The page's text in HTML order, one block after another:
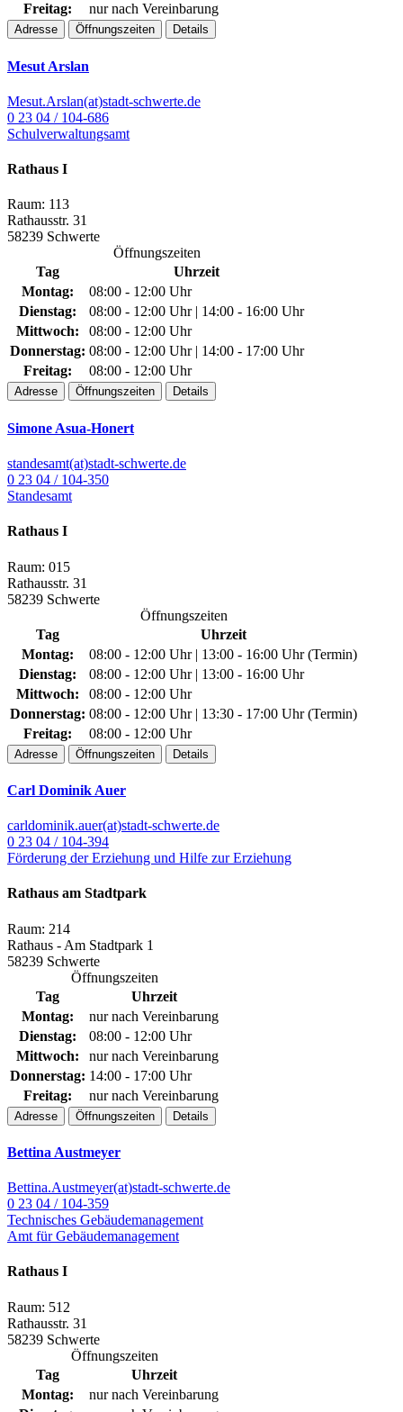
Freitag:
nur nach Vereinbarung
Adresse Öffnungszeiten Details
Mesut Arslan
Mesut.Arslan(at)stadt-schwerte.de
0 23 04 / 104-686
Schulverwaltungsamt
Rathaus I
Raum: 113
Rathausstr. 31
58239 Schwerte
Öffnungszeiten
Tag
Uhrzeit
Montag:
08:00 - 12:00 Uhr
Dienstag:
08:00 - 12:00 Uhr | 14:00 - 16:00 Uhr
Mittwoch:
08:00 - 12:00 Uhr
Donnerstag: 08:00 - 12:00 Uhr | 14:00 - 17:00 Uhr
Freitag:
08:00 - 12:00 Uhr
Adresse Öffnungszeiten Details
Simone Asua-Honert
standesamt(at)stadt-schwerte.de
0 23 04 / 104-350
Standesamt
Rathaus I
Raum: 015
Rathausstr. 31
58239 Schwerte
Öffnungszeiten
Tag
Uhrzeit
Montag:
08:00 - 12:00 Uhr | 13:00 - 16:00 Uhr (Termin)
Dienstag:
08:00 - 12:00 Uhr | 13:00 - 16:00 Uhr
Mittwoch:
08:00 - 12:00 Uhr
Donnerstag: 08:00 - 12:00 Uhr | 13:30 - 17:00 Uhr (Termin)
Freitag:
08:00 - 12:00 Uhr
Adresse Öffnungszeiten Details
Carl Dominik Auer
carldominik.auer(at)stadt-schwerte.de
0 23 04 / 104-394
Förderung der Erziehung und Hilfe zur Erziehung
Rathaus am Stadtpark
Raum: 214
Rathaus - Am Stadtpark 1
58239 Schwerte
Öffnungszeiten
Tag
Uhrzeit
Montag:
nur nach Vereinbarung
Dienstag:
08:00 - 12:00 Uhr
Mittwoch:
nur nach Vereinbarung
Donnerstag: 14:00 - 17:00 Uhr
Freitag:
nur nach Vereinbarung
Adresse Öffnungszeiten Details
Bettina Austmeyer
Bettina.Austmeyer(at)stadt-schwerte.de
0 23 04 / 104-359
Technisches Gebäudemanagement
Amt für Gebäudemanagement
Rathaus I
Raum: 512
Rathausstr. 31
58239 Schwerte
Öffnungszeiten
Tag
Uhrzeit
Montag:
nur nach Vereinbarung